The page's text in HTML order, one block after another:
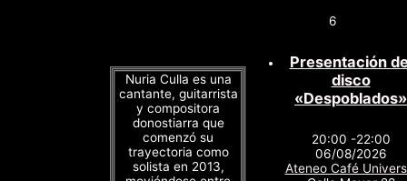
Nuria Culla es una
cantante, guitarrista
y compositora
donostiarra que
comenzó su
trayectoria como
solista en 2013,
6
Presentación
disco
«Despoblados»
20:00 -22:00
06/08/2026
Ateneo Café